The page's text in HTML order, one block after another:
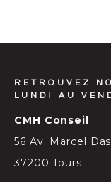
RETROUVEZ
LUNDI AU
CMH Conseil
56 Av. Marcel
37200 Tours